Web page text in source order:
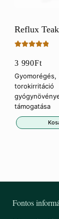
Reflux
5.00/ 5
3 990Ft
Gyomorégés,
torokirritáció
támogatása
Fontos